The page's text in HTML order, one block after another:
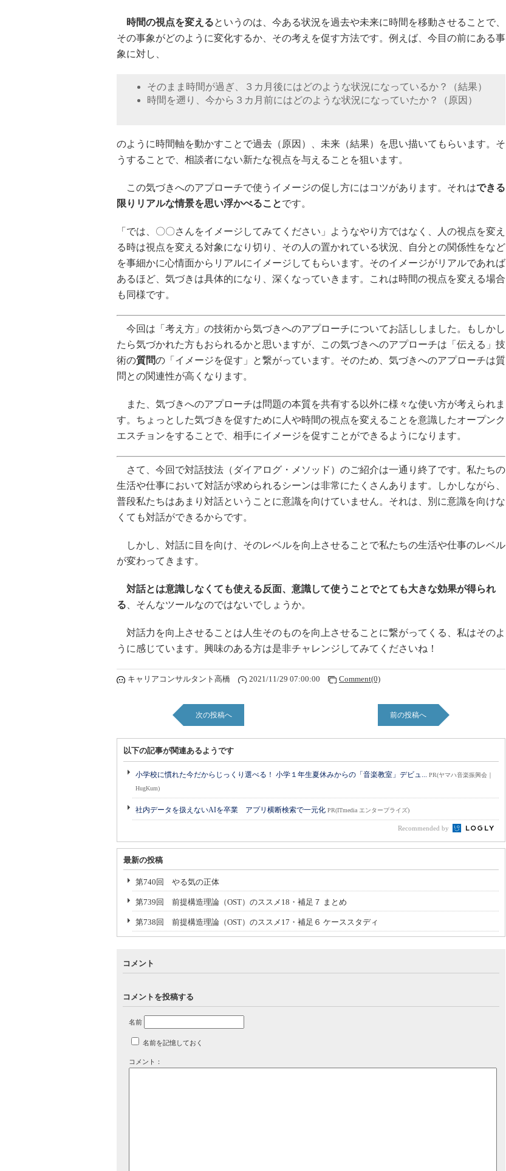
時間の視点を変えるというのは、今ある状況を過去や未来に時間を移動させることで、
その事象がどのように変化するか、その考えを促す方法です。例えば、今目の前にある事
象に対し、
そのまま時間が過ぎ、３カ月後にはどのような状況になっているか？（結果）
時間を遡り、今から３カ月前にはどのような状況になっていたか？（原因）
のように時間軸を動かすことで過去（原因）、未来（結果）を思い描いてもらいます。そ
うすることで、相談者にない新たな視点を与えることを狙います。
この気づきへのアプローチで使うイメージの促し方にはコツがあります。それはできる
限りリアルな情景を思い浮かべることです。
「では、〇〇さんをイメージしてみてください」ようなやり方ではなく、人の視点を変え
る時は視点を変える対象になり切り、その人の置かれている状況、自分との関係性をなど
を事細かに心情面からリアルにイメージしてもらいます。そのイメージがリアルであれば
あるほど、気づきは具体的になり、深くなっていきます。これは時間の視点を変える場合
も同様です。
今回は「考え方」の技術から気づきへのアプローチについてお話ししました。もしかし
たら気づかれた方もおられるかと思いますが、この気づきへのアプローチは「伝える」技
術の質問の「イメージを促す」と繋がっています。そのため、気づきへのアプローチは質
問との関連性が高くなります。
また、気づきへのアプローチは問題の本質を共有する以外に様々な使い方が考えられま
す。ちょっとした気づきを促すために人や時間の視点を変えることを意識したオープンク
エスチョンをすることで、相手にイメージを促すことができるようになります。
さて、今回で対話技法（ダイアログ・メソッド）のご紹介は一通り終了です。私たちの
生活や仕事において対話が求められるシーンは非常にたくさんあります。しかしながら、
普段私たちはあまり対話ということに意識を向けていません。それは、別に意識を向けな
くても対話ができるからです。
しかし、対話に目を向け、そのレベルを向上させることで私たちの生活や仕事のレベル
が変わってきます。
対話とは意識しなくても使える反面、意識して使うことでとても大きな効果が得られ
る 、そんなツールなのではないでしょうか。
対話力を向上させることは人生そのものを向上させることに繋がってくる、私はそのよ
うに感じています。興味のある方は是非チャレンジしてみてくださいね！
キャリアコンサルタント高橋 2021/11/29 07:00:00 Comment(0)
次の投稿へ 前の投稿へ
以下の記事が関連あるようです
小学校に慣れた今だからじっくり選べる！ 小学１年生夏休みからの「音楽教室」デビュ... PR(ヤマハ音楽振興会｜
HugKum)
社内データを扱えないAIを卒業 アプリ横断検索で一元化 PR(ITmedia エンタープライズ)
Recommended by
最新の投稿
第740回 やる気の正体
第739回 前提構造理論（OST）のススメ18・補足７ まとめ
第738回 前提構造理論（OST）のススメ17・補足６ ケーススタディ
コメント
コメントを投稿する
名前
名前を記憶しておく
コメント：